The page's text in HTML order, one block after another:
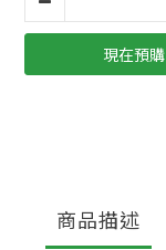
現在預購
商品描述